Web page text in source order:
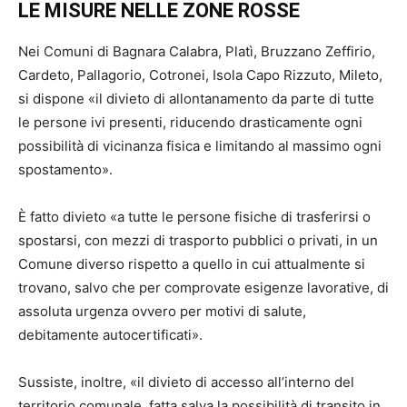
LE MISURE NELLE ZONE ROSSE
Nei Comuni di Bagnara Calabra, Platì, Bruzzano Zeffirio,
Cardeto, Pallagorio, Cotronei, Isola Capo Rizzuto, Mileto,
si dispone «il divieto di allontanamento da parte di tutte
le persone ivi presenti, riducendo drasticamente ogni
possibilità di vicinanza fisica e limitando al massimo ogni
spostamento».
È fatto divieto «a tutte le persone fisiche di trasferirsi o
spostarsi, con mezzi di trasporto pubblici o privati, in un
Comune diverso rispetto a quello in cui attualmente si
trovano, salvo che per comprovate esigenze lavorative, di
assoluta urgenza ovvero per motivi di salute,
debitamente autocertificati».
Sussiste, inoltre, «il divieto di accesso all’interno del